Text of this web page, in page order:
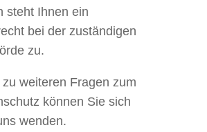
steht Ihnen ein
bei der zuständigen
zu.
weiteren Fragen zum
können Sie sich
wenden.